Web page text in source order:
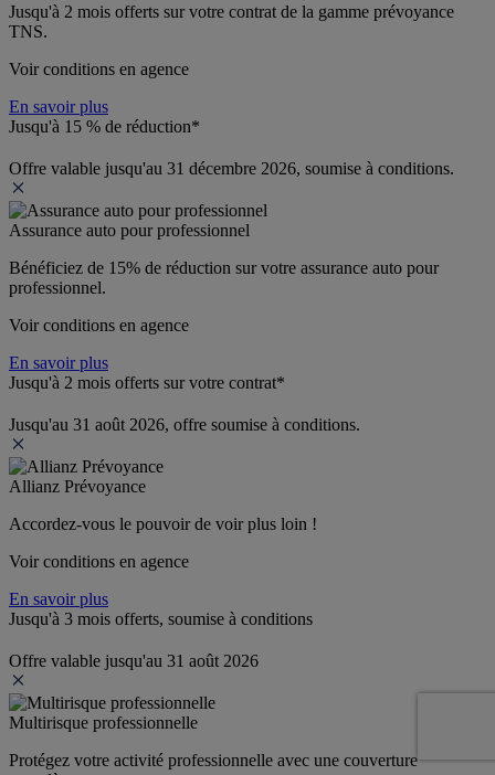
Jusqu'à 2 mois offerts sur votre contrat de la gamme prévoyance
TNS.
Voir conditions en agence
En savoir plus
Jusqu'à 15 % de réduction*
Offre valable jusqu'au 31 décembre 2026, soumise à conditions.
Assurance auto pour professionnel
Bénéficiez de 15% de réduction sur votre assurance auto pour
professionnel.
Voir conditions en agence
En savoir plus
Jusqu'à 2 mois offerts sur votre contrat*
Jusqu'au 31 août 2026, offre soumise à conditions.
Allianz Prévoyance
Accordez-vous le pouvoir de voir plus loin !
Voir conditions en agence
En savoir plus
Jusqu'à 3 mois offerts, soumise à conditions
Offre valable jusqu'au 31 août 2026
Multirisque professionnelle
Protégez votre activité professionnelle avec une couverture